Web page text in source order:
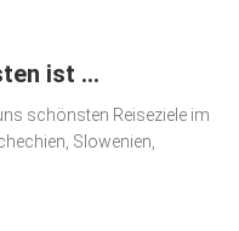
ist …
schönsten Reiseziele im
Slowenien,